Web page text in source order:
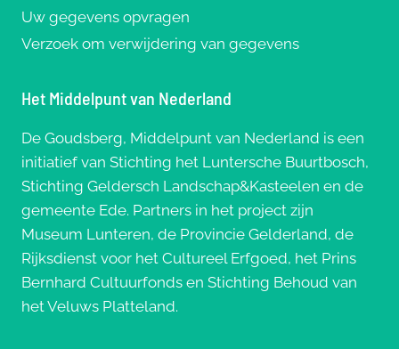
Uw gegevens opvragen
Verzoek om verwijdering van gegevens
Het Middelpunt van Nederland
De Goudsberg, Middelpunt van Nederland is een
initiatief van Stichting het Luntersche Buurtbosch,
Stichting Geldersch Landschap&Kasteelen en de
gemeente Ede. Partners in het project zijn
Museum Lunteren, de Provincie Gelderland, de
Rijksdienst voor het Cultureel Erfgoed, het Prins
Bernhard Cultuurfonds en Stichting Behoud van
het Veluws Platteland.